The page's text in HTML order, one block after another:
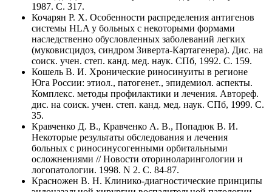
1987. C. 317.
Кочарян Р. Х. Особенности распределения антигенов
системы HLA у больных с некоторыми формами
наследственно обусловленных заболеваний легких
(муковисцидоз, синдром Зиверта-Картагенера). Дис. на
соиск. учен. степ. канд. мед. наук. СПб, 1992. C. 159.
Кошель В. И. Хронические риносинуиты в регионе
Юга России: этиол., патогенет., эпидемиол. аспекты.
Комплекс. методы профилактики и лечения. Автореф.
дис. на соиск. учен. степ. канд. мед. наук. СПб, 1999. C.
35.
Кравченко Д. В., Кравченко А. В., Попадюк В. И.
Некоторые результаты обследования и лечения
больных с риносинусогенными орбитальными
осложнениями // Новости оториноларингологии и
логопатологии. 1998. N 2. C. 84-87.
Красножен В. Н. Клинико-диагностические принципы